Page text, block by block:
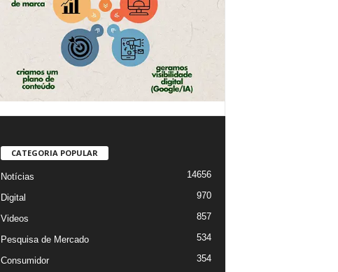
CATEGORIA POPULAR
Notícias 14656
Digital 970
Videos 857
Pesquisa de Mercado 534
Consumidor 354